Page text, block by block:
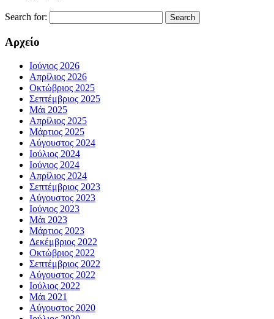
Search for:
Αρχείο
Ιούνιος 2026
Απρίλιος 2026
Οκτώβριος 2025
Σεπτέμβριος 2025
Μάι 2025
Απρίλιος 2025
Μάρτιος 2025
Αύγουστος 2024
Ιούλιος 2024
Ιούνιος 2024
Απρίλιος 2024
Σεπτέμβριος 2023
Αύγουστος 2023
Ιούνιος 2023
Μάι 2023
Μάρτιος 2023
Δεκέμβριος 2022
Οκτώβριος 2022
Σεπτέμβριος 2022
Αύγουστος 2022
Ιούλιος 2022
Μάι 2021
Αύγουστος 2020